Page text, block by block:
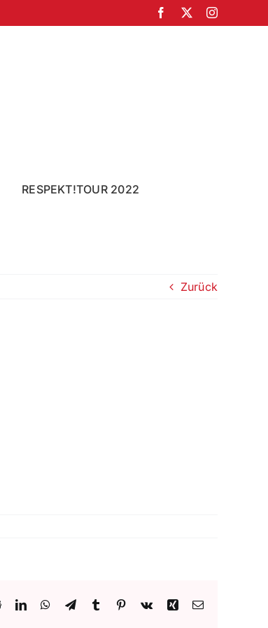
Facebook
X Instagram
RESPEKT!TOUR 2022
Zurück
RedditLinkedInWhatsApp
TelegramTumblr Pinterest
Vk Xing E-